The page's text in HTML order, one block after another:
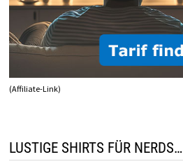
(Affiliate-Link)
LUSTIGE SHIRTS FÜR NERDS…